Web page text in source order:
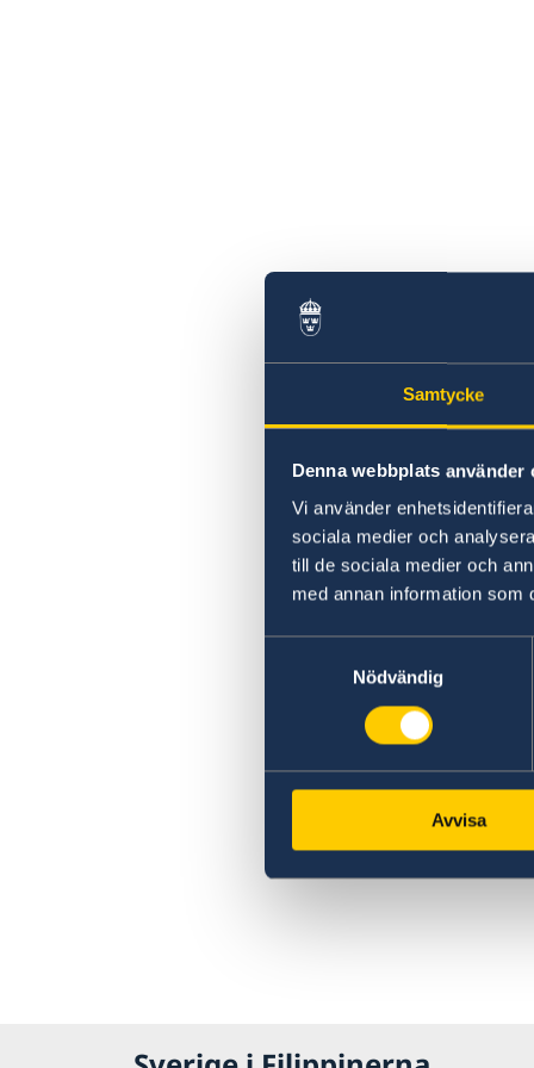
Samtycke
Denna webbplats använder
Vi använder
sociala medier och
till de sociala medier och
med annan information som
Nödvändig
Avvisa